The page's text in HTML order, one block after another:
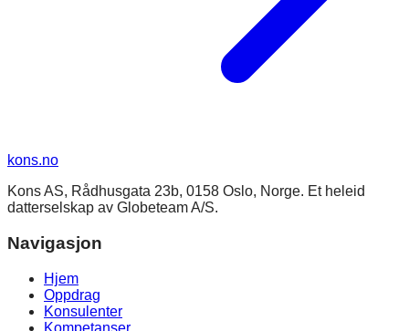
kons.no
Kons AS, Rådhusgata 23b, 0158 Oslo, Norge. Et heleid
datterselskap av Globeteam A/S.
Navigasjon
Hjem
Oppdrag
Konsulenter
Kompetanser